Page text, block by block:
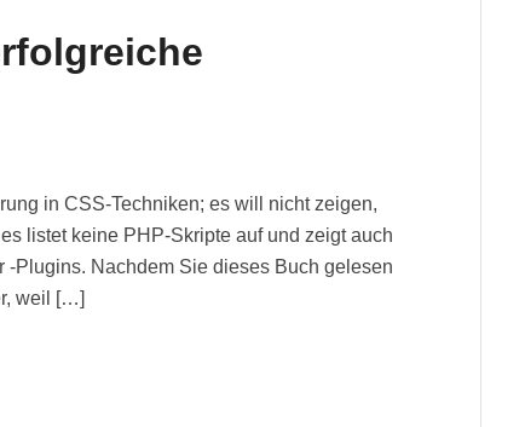
in CSS-Techniken; es will nicht zeigen,
listet keine PHP-Skripte auf und zeigt auch
Plugins. Nachdem Sie dieses Buch gelesen
weil […]